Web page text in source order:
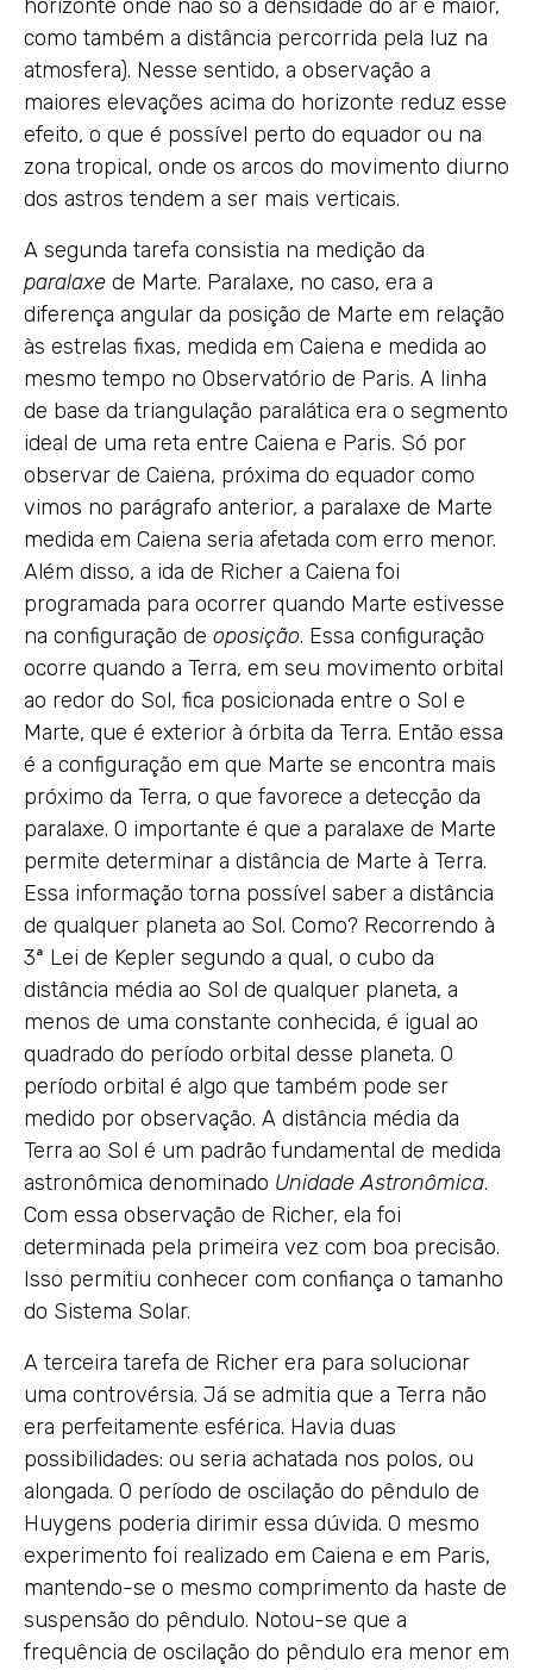
horizonte onde não só a densidade do ar é maior,
como também a distância percorrida pela luz na
atmosfera). Nesse sentido, a observação a
maiores elevações acima do horizonte reduz esse
efeito, o que é possível perto do equador ou na
zona tropical, onde os arcos do movimento diurno
dos astros tendem a ser mais verticais.
A segunda tarefa consistia na medição da
paralaxe de Marte. Paralaxe, no caso, era a
diferença angular da posição de Marte em relação
às estrelas fixas, medida em Caiena e medida ao
mesmo tempo no Observatório de Paris. A linha
de base da triangulação paralática era o segmento
ideal de uma reta entre Caiena e Paris. Só por
observar de Caiena, próxima do equador como
vimos no parágrafo anterior, a paralaxe de Marte
medida em Caiena seria afetada com erro menor.
Além disso, a ida de Richer a Caiena foi
programada para ocorrer quando Marte estivesse
na configuração de oposição. Essa configuração
ocorre quando a Terra, em seu movimento orbital
ao redor do Sol, fica posicionada entre o Sol e
Marte, que é exterior à órbita da Terra. Então essa
é a configuração em que Marte se encontra mais
próximo da Terra, o que favorece a detecção da
paralaxe. O importante é que a paralaxe de Marte
permite determinar a distância de Marte à Terra.
Essa informação torna possível saber a distância
de qualquer planeta ao Sol. Como? Recorrendo à
3ª Lei de Kepler segundo a qual, o cubo da
distância média ao Sol de qualquer planeta, a
menos de uma constante conhecida, é igual ao
quadrado do período orbital desse planeta. O
período orbital é algo que também pode ser
medido por observação. A distância média da
Terra ao Sol é um padrão fundamental de medida
astronômica denominado Unidade Astronômica.
Com essa observação de Richer, ela foi
determinada pela primeira vez com boa precisão.
Isso permitiu conhecer com confiança o tamanho
do Sistema Solar.
A terceira tarefa de Richer era para solucionar
uma controvérsia. Já se admitia que a Terra não
era perfeitamente esférica. Havia duas
possibilidades: ou seria achatada nos polos, ou
alongada. O período de oscilação do pêndulo de
Huygens poderia dirimir essa dúvida. O mesmo
experimento foi realizado em Caiena e em Paris,
mantendo-se o mesmo comprimento da haste de
suspensão do pêndulo. Notou-se que a
frequência de oscilação do pêndulo era menor em